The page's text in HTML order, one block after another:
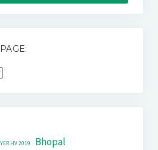
HV 2019 Bhopal